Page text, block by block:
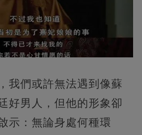
我們或許無法遇到像蘇
好男人，但他的形象卻
示：無論身處何種環